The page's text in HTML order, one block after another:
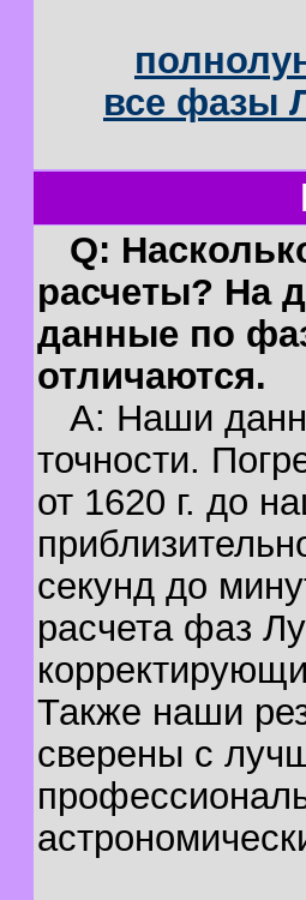
все фазы
Q:
расчеты? На
данные по
отличаются.
A: Наши
точности.
от 1620 г. до
секунд до
расчета фаз
Также наши
сверены с